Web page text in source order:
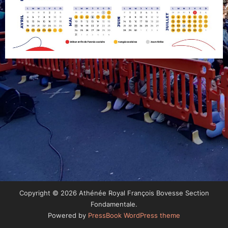
Copyright © 2026 Athénée Royal François Bovesse Section
Fondamentale.
Powered by PressBook WordPress theme